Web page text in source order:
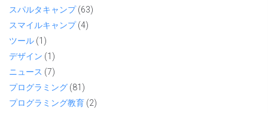
スパルタキャンプ(63)
スマイルキャンプ(4)
ツール (1)
デザイン (1)
ニュース (7)
プログラミング (81)
プログラミング教育 (2)